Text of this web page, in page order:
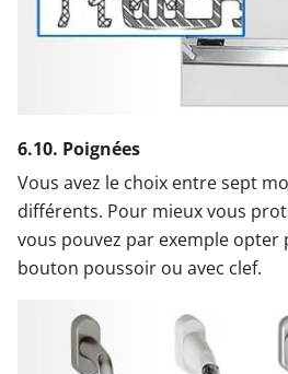
6.10. Poignées
Vous avez le choix entre sept
différents. Pour mieux vous
vous pouvez par exemple opter
bouton poussoir ou avec clef.